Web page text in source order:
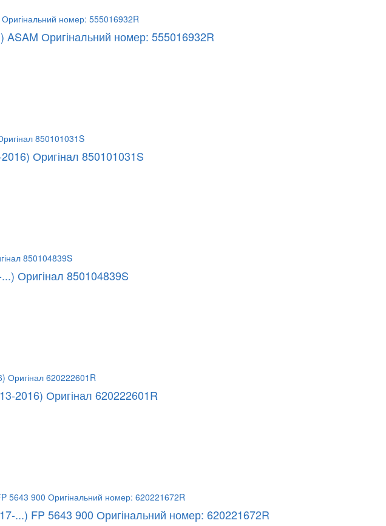
Оригінальний номер: 555016932R
Оригінал 850101031S
Оригінал 850104839S
2016) Оригінал 620222601R
...) FP 5643 900 Оригінальний номер: 620221672R